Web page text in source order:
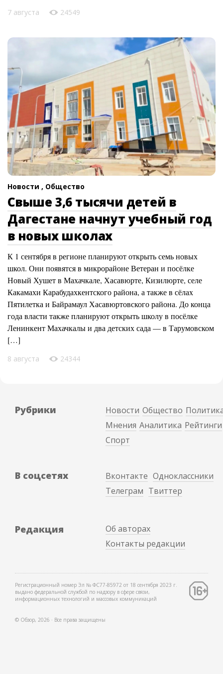
7 августа 24549
Новости , Общество
Свыше 3,6 тысячи детей в
Дагестане начнут учебный год
в новых школах
К 1 сентября в регионе планируют открыть семь новых
школ. Они появятся в микрорайоне Ветеран и посёлке
Новый Хушет в Махачкале, Хасавюрте, Кизилюрте, селе
Какамахи Карабудахкентского района, а также в сёлах
Пятилетка и Байрамаул Хасавюртовского района. До конца
года власти также планируют открыть школу в посёлке
Ленинкент Махачкалы и два детских сада — в Тарумовском
[…]
8 августа 24344
Рубрики Новости Общество
Мнения Аналитика Рейтинги
Спорт
В соцсетях Вконтакте Одноклассники
Телеграм Твиттер
Редакция
Об авторах
Контакты редакции
Регистрационный номер Эл № ФС77-85972 от 18 сентября 2023 г.
выдано федеральной службой по надзору в сфере связи,
информационных технологий и массовых коммуникаций
© Обзор, 2026 ∙ Все права защищены